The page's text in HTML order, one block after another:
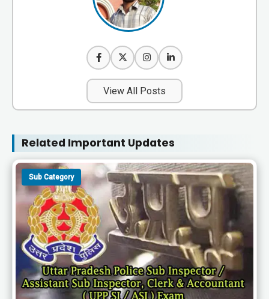
View All Posts
Related Important Updates
Sub Category